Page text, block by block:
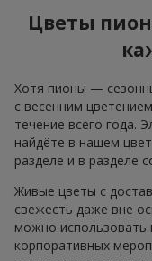
Цветы
Хотя пионы —
с весенним
течение всего года.
найдёте в нашем
разделе и в разделе
Живые цветы с
свежесть даже вне
можно использовать
корпоративных